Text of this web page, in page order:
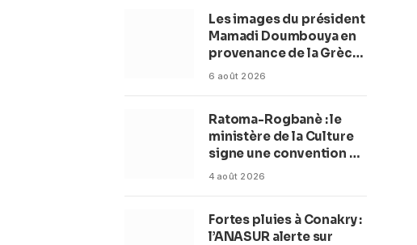
Les images du président
Mamadi Doumbouya en
provenance de la Grèce
rassurent les Guinéens
6 août 2026
Ratoma-Rogbanè : le
ministère de la Culture
signe une convention de
42 millions de dollars
balnéaire
4 août 2026
Fortes pluies à Conakry :
l’ANASUR alerte sur